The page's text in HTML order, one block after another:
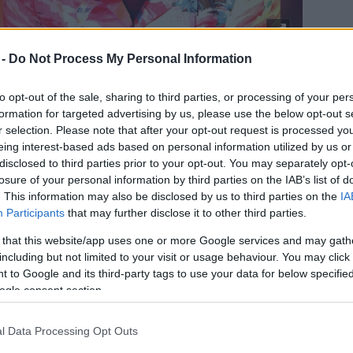
Do Not Process My Personal Information
opt-out of the sale, sharing to third parties, or processing of your
for targeted advertising by us, please use the below opt-out
selection. Please note that after your opt-out request is processed
interest-based ads based on personal information utilized by us
to third parties prior to your opt-out. You may separately
of your personal information by third parties on the IAB’s list of
This information may also be disclosed by us to third parties on the
Participants that may further disclose it to other third parties.
that this website/app uses one or more Google services and may
but not limited to your visit or usage behaviour. You may
to Google and its third-party tags to use your data for below
consent section.
Data Processing Opt Outs
sorozatból is ismertDonald Glovert rejti,
ez már a harmadik nagylemeze, ilyen
téren kezet foghat kolléganőjével,Zooey Deschanel-
egyikük sem ad ki éppen rossz anyagokat, de
megállapodhatunk, hogy eredeti
szakmájukban mindketten jobbak.
az imidzs-erősítő, kedves indielánykodással,
amit Zooey csinál zenélés címen M. Warddal,hanem
valami egész dolog akar lenni, egy
de az vele a baj, hogy néhány
nem ragadja el a hallgatót annyira, hogy
rá. Sőt, még mosogatáshoz is teljesen jó